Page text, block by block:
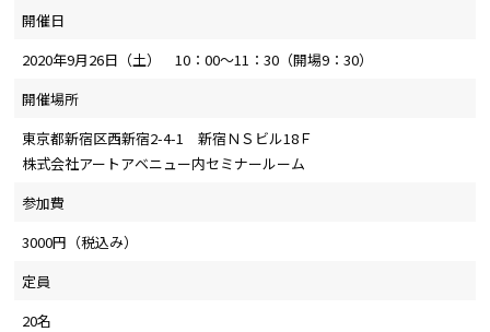
開催日
2020年9月26日（土） 10：00～11：30（開場9：30）
開催場所
東京都新宿区西新宿2-4-1 新宿ＮＳビル18Ｆ
株式会社アートアベニュー内セミナールーム
参加費
3000円（税込み）
定員
20名